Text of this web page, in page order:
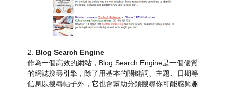
2. Blog Search Engine
作為一個高效的網站，Blog Search Engine是一個優質
的網誌搜尋引擎，除了用基本的關鍵詞、主題、日期等
信息以搜尋帖子外，它也會幫助分類搜尋你可能感興趣